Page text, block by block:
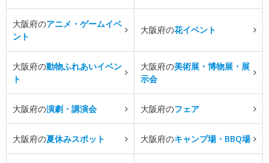
大阪府のアニメ・ゲームイベ
ント
大阪府の花イベント
大阪府の動物ふれあいイベン
ト
大阪府の美術展・博物展・展
示会
大阪府の演劇・講演会 大阪府のフェア
大阪府の夏休みスポット 大阪府のキャンプ場・BBQ場